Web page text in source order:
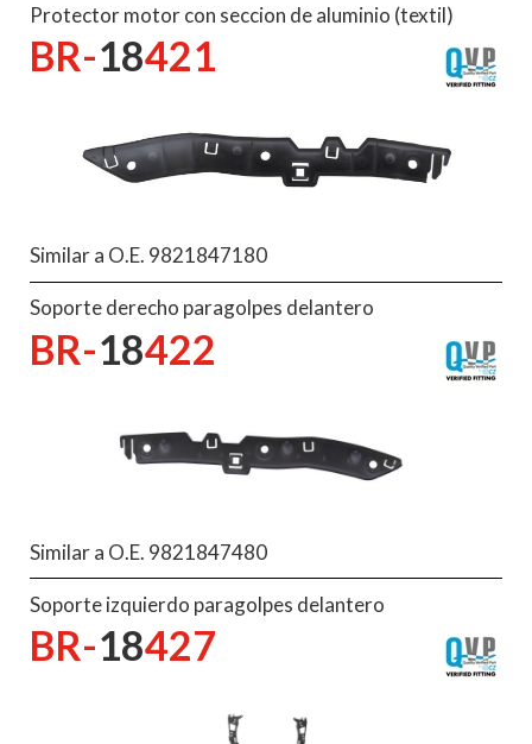
Protector motor con seccion de aluminio (textil)
BR-18421
Similar a O.E. 9821847180
Soporte derecho paragolpes delantero
BR-18422
Similar a O.E. 9821847480
Soporte izquierdo paragolpes delantero
BR-18427